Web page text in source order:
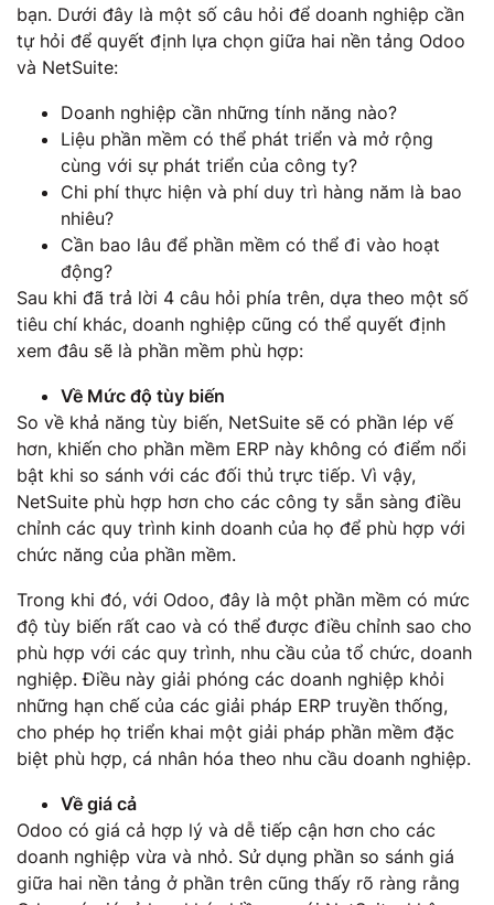
bạn. Dưới đây là một số câu hỏi để doanh nghiệp cần
tự hỏi để quyết định lựa chọn giữa hai nền tảng Odoo
và NetSuite:
Doanh nghiệp cần những tính năng nào?
Liệu phần mềm có thể phát triển và mở rộng
cùng với sự phát triển của công ty?
Chi phí thực hiện và phí duy trì hàng năm là bao
nhiêu?
Cần bao lâu để phần mềm có thể đi vào hoạt
động?
Sau khi đã trả lời 4 câu hỏi phía trên, dựa theo một số
tiêu chí khác, doanh nghiệp cũng có thể quyết định
xem đâu sẽ là phần mềm phù hợp:
Về Mức độ tùy biến
So về khả năng tùy biến, NetSuite sẽ có phần lép vế
hơn, khiến cho phần mềm ERP này không có điểm nổi
bật khi so sánh với các đối thủ trực tiếp. Vì vậy,
NetSuite phù hợp hơn cho các công ty sẵn sàng điều
chỉnh các quy trình kinh doanh của họ để phù hợp với
chức năng của phần mềm.
Trong khi đó, với Odoo, đây là một phần mềm có mức
độ tùy biến rất cao và có thể được điều chỉnh sao cho
phù hợp với các quy trình, nhu cầu của tổ chức, doanh
nghiệp. Điều này giải phóng các doanh nghiệp khỏi
những hạn chế của các giải pháp ERP truyền thống,
cho phép họ triển khai một giải pháp phần mềm đặc
biệt phù hợp, cá nhân hóa theo nhu cầu doanh nghiệp.
Về giá cả
Odoo có giá cả hợp lý và dễ tiếp cận hơn cho các
doanh nghiệp vừa và nhỏ. Sử dụng phần so sánh giá
giữa hai nền tảng ở phần trên cũng thấy rõ ràng rằng